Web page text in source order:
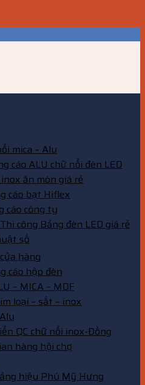
mica – Alu
cáo ALU chữ nổi đèn LED
ăn mòn giá rẻ
cáo bạt Hiflex
cáo công ty
công Bảng đèn LED giá rẻ
số
hàng
cáo hộp đèn
– MICA – MDF
loại – sắt – inox
QC chữ nổi inox-Đồng
hàng hội chợ
hiệu Phú Mỹ Hưng